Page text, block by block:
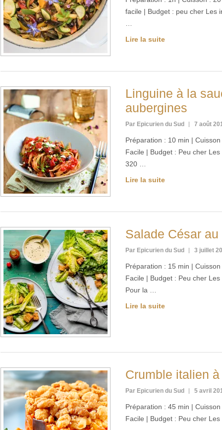
facile | Budget : peu cher Les
Lire la suite
Linguine à la
aubergines
Par Epicurien du Sud 7 août
Préparation : 10 min |
Facile | Budget : Peu cher
320 …
Lire la suite
Salade César au
Par Epicurien du Sud 3 juillet
Préparation : 15 min |
Facile | Budget : Peu cher
Pour la …
Lire la suite
Crumble italien
Par Epicurien du Sud 5 avril
Préparation : 45 min |
Facile | Budget : Peu cher